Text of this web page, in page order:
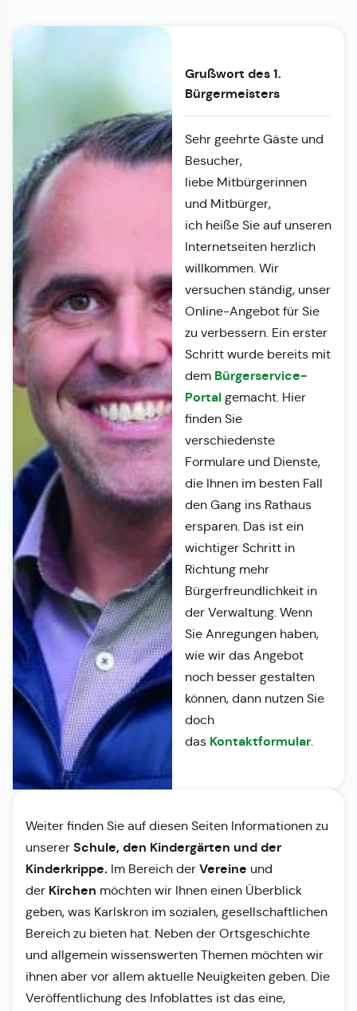
Grußwort des 1.
Bürgermeisters
Sehr geehrte Gäste und
Besucher,
liebe Mitbürgerinnen
und Mitbürger,
ich heiße Sie auf unseren
Internetseiten herzlich
willkommen. Wir
versuchen ständig, unser
Online-Angebot für Sie
zu verbessern. Ein erster
Schritt wurde bereits mit
dem Bürgerservice-
Portalgemacht. Hier
finden Sie
verschiedenste
Formulare und Dienste,
die Ihnen im besten Fall
den Gang ins Rathaus
ersparen. Das ist ein
wichtiger Schritt in
Richtung mehr
Bürgerfreundlichkeit in
der Verwaltung. Wenn
Sie Anregungen haben,
wie wir das Angebot
noch besser gestalten
können, dann nutzen Sie
doch
das Kontaktformular.
Weiter finden Sie auf diesen Seiten Informationen zu
unserer Schule, den Kindergärten und der
Kinderkrippe. Im Bereich der Vereine und
der Kirchen möchten wir Ihnen einen Überblick
geben, was Karlskron im sozialen, gesellschaftlichen
Bereich zu bieten hat. Neben der Ortsgeschichte
und allgemein wissenswerten Themen möchten wir
ihnen aber vor allem aktuelle Neuigkeiten geben. Die
Veröffentlichung des Infoblattes ist das eine,